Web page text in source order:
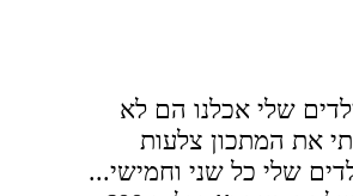
שלי אכלנו הם לא
את המתכון צלעות
שלי כל שני וחמישי...